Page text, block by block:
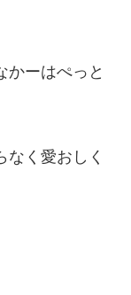
かーはぺっと
く愛おしく